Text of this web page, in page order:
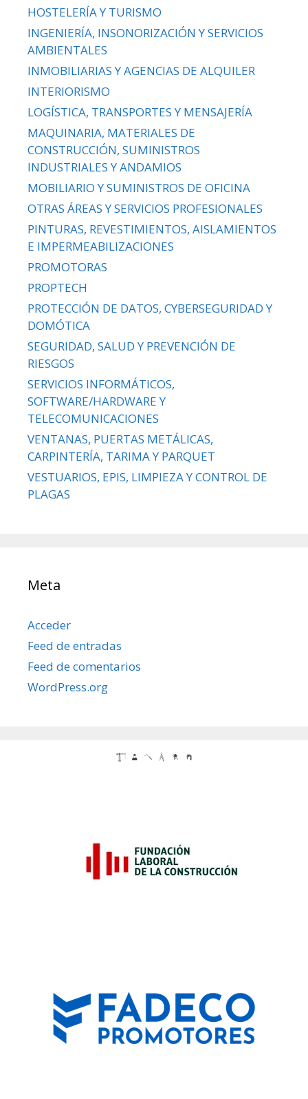
HOSTELERÍA Y TURISMO
INGENIERÍA, INSONORIZACIÓN Y SERVICIOS
AMBIENTALES
INMOBILIARIAS Y AGENCIAS DE ALQUILER
INTERIORISMO
LOGÍSTICA, TRANSPORTES Y MENSAJERÍA
MAQUINARIA, MATERIALES DE
CONSTRUCCIÓN, SUMINISTROS
INDUSTRIALES Y ANDAMIOS
MOBILIARIO Y SUMINISTROS DE OFICINA
OTRAS ÁREAS Y SERVICIOS PROFESIONALES
PINTURAS, REVESTIMIENTOS, AISLAMIENTOS
E IMPERMEABILIZACIONES
PROMOTORAS
PROPTECH
PROTECCIÓN DE DATOS, CYBERSEGURIDAD Y
DOMÓTICA
SEGURIDAD, SALUD Y PREVENCIÓN DE
RIESGOS
SERVICIOS INFORMÁTICOS,
SOFTWARE/HARDWARE Y
TELECOMUNICACIONES
VENTANAS, PUERTAS METÁLICAS,
CARPINTERÍA, TARIMA Y PARQUET
VESTUARIOS, EPIS, LIMPIEZA Y CONTROL DE
PLAGAS
Meta
Acceder
Feed de entradas
Feed de comentarios
WordPress.org